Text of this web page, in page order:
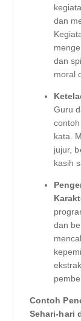
dan
dan
moral
Guru
kata.
jujur,
kasih
dan
Contoh
Sehari-hari